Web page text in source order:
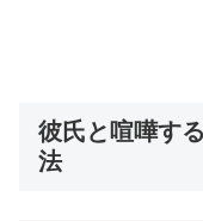
彼氏と喧嘩す
法